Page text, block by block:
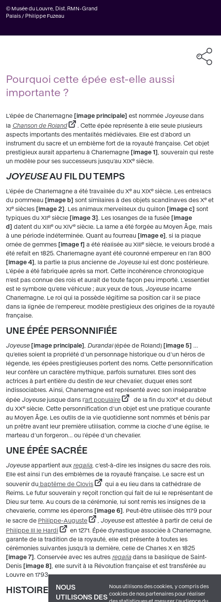
NOUS
UTILISONS DES
Nous utilisons des cookies, y compris des
cookies de nos partenaires pour réaliser
© Musée du Louvre, Dist. RMN-Grand
Palais / Philippe Fuzeau
Pourquoi cette épée est-elle aussi
importante ?
L’épée de Charlemagne image principale est nommée Joyeusedans
la Chanson de Roland
. Cette épée représente à elle seule plusieurs
aspects importants des mentalités médiévales. Elle est d’abord un
instrument du sacre et un emblème fort de la royauté française. Cet objet
prestigieux aurait appartenu à Charlemagne
image 1
, souverain qui reste
un modèle pour ses successeurs jusqu’au XIXe siècle.
JOYEUSEAU FIL DU TEMPS
L’épée de Charlemagne a été travaillée du Xe au XIXe siècle. Les entrelacs
du pommeau
image b sont similaires à des objets scandinaves des Xe et
XI e siècles image 2 . Les animaux merveilleux du quillon image c
sont
typiques du XII e siècle image 3 . Les losanges de la fusée
image
d
datent du XIII e ou XIVe siècle. La lame a été forgée au Moyen Âge, mais
à une période indéterminée. Quant au fourreau
image e
, si la plaque
ornée de gemmes
image f a été réalisée au XIII e siècle, le velours brodé a
été refait en 1825. Charlemagne ayant été couronné empereur en l’an 800
image 4
, la partie la plus ancienne de Joyeuselui est donc postérieure.
L’épée a été fabriquée après sa mort. Cette incohérence chronologique
n’est pas connue des rois et aurait de toute façon peu importé. L’essentiel
est le symbole qu’elle véhicule ; aux yeux de tous, Joyeuseincarne
Charlemagne. Le roi qui la possède légitime sa position car il se place
dans la lignée de l’empereur, modèle prestigieux des origines de la royauté
française.
UNE ÉPÉE PERSONNIFIÉE
Joyeuse image principale Durandal(épée de Roland) image 5
…
qu’elles soient la propriété d’un personnage historique ou d’un héros de
légende, les épées prestigieuses portent des noms. Cette personnification
leur confère un caractère mythique, parfois surnaturel. Elles sont des
actrices à part entière du destin de leur chevalier, duquel elles sont
indissociables. Ainsi, Charlemagne est représenté avec son inséparable
épée Joyeusejusque dans l’art populaire de la fin du XIXe et du début
du XXe siècle. Cette personnification d’un objet est une pratique courante
au Moyen Âge. Les outils de la vie quotidienne sont nommés et bénis par
un prêtre avant leur première utilisation, comme la cloche d’une église, le
marteau d’un forgeron… ou l’épée d’un chevalier.
UNE ÉPÉE SACRÉE
Joyeuseappartient aux regalia , c’est-à-dire les insignes du sacre des rois.
Elle est ainsi l’un des emblèmes de la royauté française. Le sacre est un
souvenir du baptême de Clovis
qui a eu lieu dans la cathédrale de
Reims. Le futur souverain y reçoit l’onction qui fait de lui le représentant de
Dieu sur terre. Au cours de la cérémonie, lui sont remis les insignes de la
chevalerie, comme les éperons
image 6 . Peut-être utilisée dès 1179 pour
le sacre de Philippe-Auguste Joyeuseest attestée à partir de celui de
Philippe III le Hardi
en 1271. Épée dynastique associée à Charlemagne,
garante de la tradition de la royauté, elle est présente à toutes les
cérémonies suivantes jusqu’à la dernière, celle de Charles X en 1825
image 7 . Conservée avec les autres regalia dans la basilique de Saint-
Denis
image 8
, elle survit à la Révolution française et est transférée au
Louvre en 1793.
HISTOIRE ET FORMES DE L’ÉPÉE